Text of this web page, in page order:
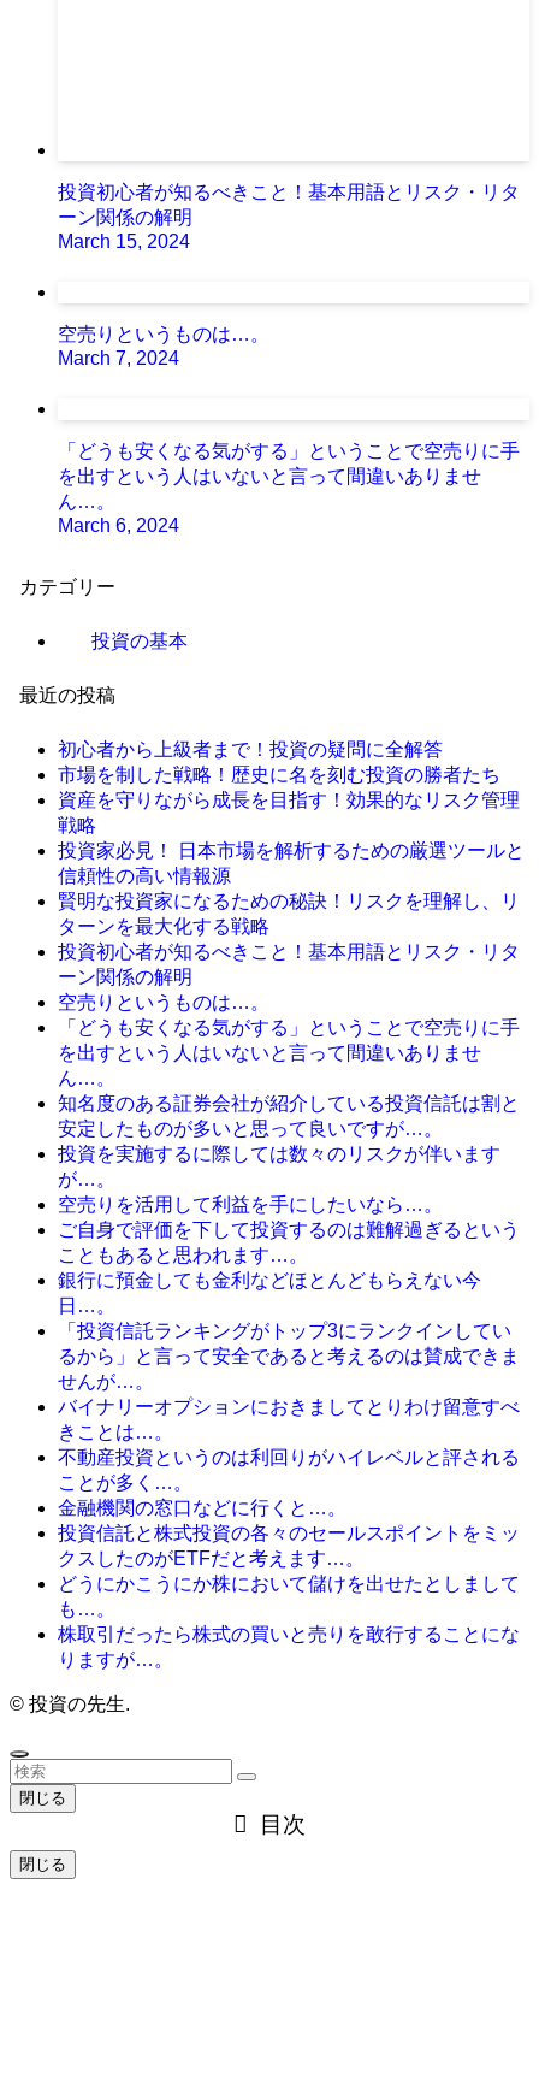
投資初心者が知るべきこと！基本用語とリスク・リタ
ーン関係の解明
March 15, 2024
空売りというものは…。
March 7, 2024
「どうも安くなる気がする」ということで空売りに手
を出すという人はいないと言って間違いありませ
ん…。
March 6, 2024
カテゴリー
投資の基本
最近の投稿
初心者から上級者まで！投資の疑問に全解答
市場を制した戦略！歴史に名を刻む投資の勝者たち
資産を守りながら成長を目指す！効果的なリスク管理
戦略
投資家必見！ 日本市場を解析するための厳選ツールと
信頼性の高い情報源
賢明な投資家になるための秘訣！リスクを理解し、リ
ターンを最大化する戦略
投資初心者が知るべきこと！基本用語とリスク・リタ
ーン関係の解明
空売りというものは…。
「どうも安くなる気がする」ということで空売りに手
を出すという人はいないと言って間違いありませ
ん…。
知名度のある証券会社が紹介している投資信託は割と
安定したものが多いと思って良いですが…。
投資を実施するに際しては数々のリスクが伴います
が…。
空売りを活用して利益を手にしたいなら…。
ご自身で評価を下して投資するのは難解過ぎるという
こともあると思われます…。
銀行に預金しても金利などほとんどもらえない今
日…。
「投資信託ランキングがトップ3にランクインしてい
るから」と言って安全であると考えるのは賛成できま
せんが…。
バイナリーオプションにおきましてとりわけ留意すべ
きことは…。
不動産投資というのは利回りがハイレベルと評される
ことが多く…。
金融機関の窓口などに行くと…。
投資信託と株式投資の各々のセールスポイントをミッ
クスしたのがETFだと考えます…。
どうにかこうにか株において儲けを出せたとしまして
も…。
株取引だったら株式の買いと売りを敢行することにな
りますが…。
© 投資の先生.
閉じる
目次
閉じる